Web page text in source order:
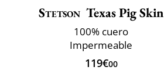
Stetson Texas Pig Skin
100% cuero
Impermeable
119€00